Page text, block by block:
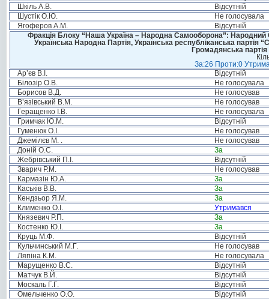
Шкіль А.В.
Відсутній
Шустік О.Ю.
Не голосувала
Ягоферов А.М.
Відсутній
Фракція Блоку “Наша Україна – Народна Самооборона”: Народний
Українська Народна Партія, Українська республіканська
Громадянська
За:26 Проти:0
Ар’єв В.І.
Відсутній
Білозір О.В.
Не голосувала
Борисов В.Д.
Не голосував
В’язівський В.М.
Не голосував
Геращенко І.В.
Не голосувала
Гримчак Ю.М.
Відсутній
Гуменюк О.І.
Не голосував
Джемілєв М. .
Не голосував
Доній О.С.
За
Жебрівський П.І.
Відсутній
Зварич Р.М.
Не голосував
Кармазін Ю.А.
За
Каськів В.В.
За
Кендзьор Я.М.
За
Клименко О.І.
Утримався
Князевич Р.П.
За
Костенко Ю.І.
За
Круць М.Ф.
Відсутній
Кульчинський М.Г.
Не голосував
Ляпіна К.М.
Не голосувала
Марущенко В.С.
Відсутній
Матчук В.Й.
Відсутній
Москаль Г.Г.
Відсутній
Омельченко О.О.
Відсутній